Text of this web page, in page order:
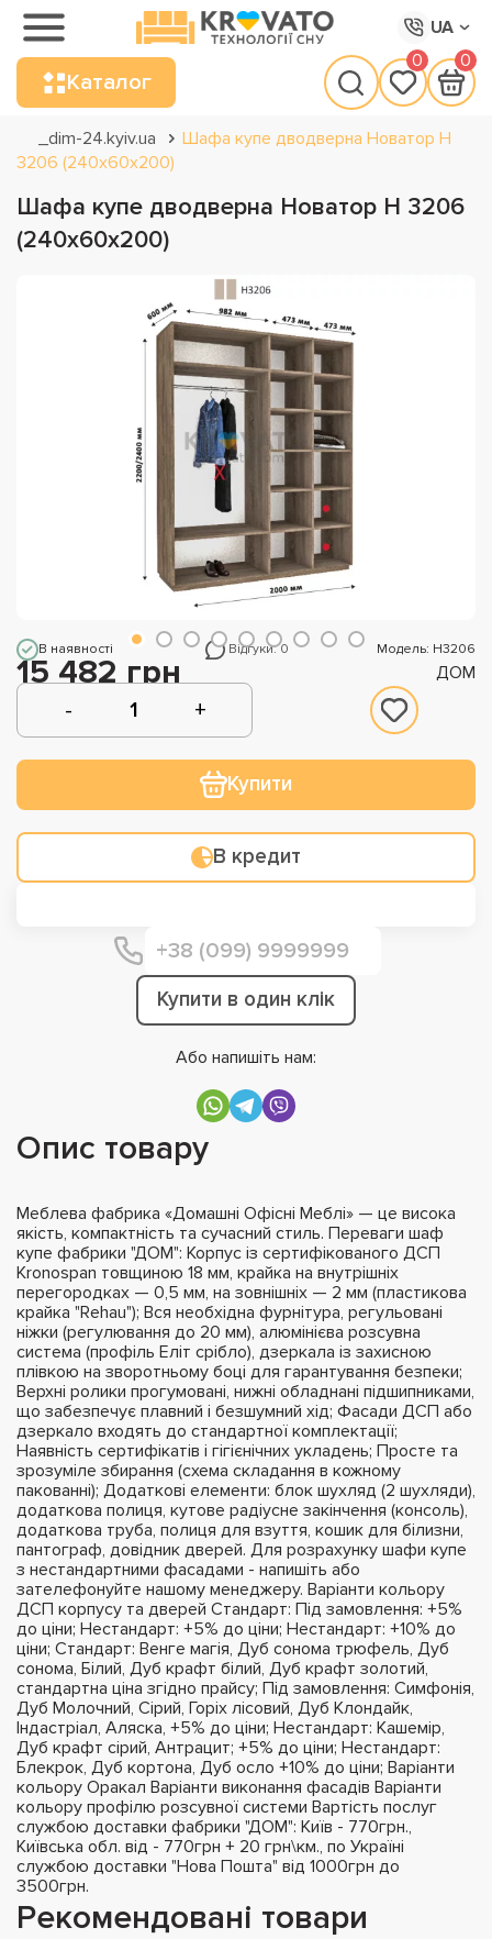
UA
Каталог
0 0
_dim-24.kyiv.ua
Шафа купе дводверна Новатор Н
3206 (240х60х200)
Шафа купе дводверна Новатор Н 3206
(240х60х200)
В наявності Відгуки: 0 Модель: Н3206
15 482 грн ДОМ
Купити
В кредит
Купити в один клік
Або напишіть нам:
Опис товару
Меблева фабрика «Домашні Офісні Меблі» — це висока
якість, компактність та сучасний стиль. Переваги шаф
купе фабрики "ДОМ": Корпус із сертифікованого ДСП
Kronospan товщиною 18 мм, крайка на внутрішніх
перегородках — 0,5 мм, на зовнішніх — 2 мм (пластикова
крайка "Rehau"); Вся необхідна фурнітура, регульовані
ніжки (регулювання до 20 мм), алюмінієва розсувна
система (профіль Еліт срібло), дзеркала із захисною
плівкою на зворотньому боці для гарантування безпеки;
Верхні ролики прогумовані, нижні обладнані підшипниками,
що забезпечує плавний і безшумний хід; Фасади ДСП або
дзеркало входять до стандартної комплектації;
Наявність сертифікатів і гігієнічних укладень; Просте та
зрозуміле збирання (схема складання в кожному
пакованні); Додаткові елементи: блок шухляд (2 шухляди),
додаткова полиця, кутове радіусне закінчення (консоль),
додаткова труба, полиця для взуття, кошик для білизни,
пантограф, довідник дверей. Для розрахунку шафи купе
з нестандартними фасадами - напишіть або
зателефонуйте нашому менеджеру. Варіанти кольору
ДСП корпусу та дверей Стандарт: Під замовлення: +5%
до ціни; Нестандарт: +5% до ціни; Нестандарт: +10% до
ціни; Стандарт: Венге магія, Дуб сонома трюфель, Дуб
сонома, Білий, Дуб крафт білий, Дуб крафт золотий,
стандартна ціна згідно прайсу; Під замовлення: Симфонія,
Дуб Молочний, Сірий, Горіх лісовий, Дуб Клондайк,
Індастріал, Аляска, +5% до ціни; Нестандарт: Кашемір,
Дуб крафт сірий, Антрацит; +5% до ціни; Нестандарт:
Блекрок, Дуб кортона, Дуб осло +10% до ціни; Варіанти
кольору Оракал Варіанти виконання фасадів Варіанти
кольору профілю розсувної системи Вартість послуг
службою доставки фабрики "ДОМ": Київ - 770грн.,
Київська обл. від - 770грн + 20 грн\км., по Україні
службою доставки "Нова Пошта" від 1000грн до
3500грн.
Рекомендовані товари